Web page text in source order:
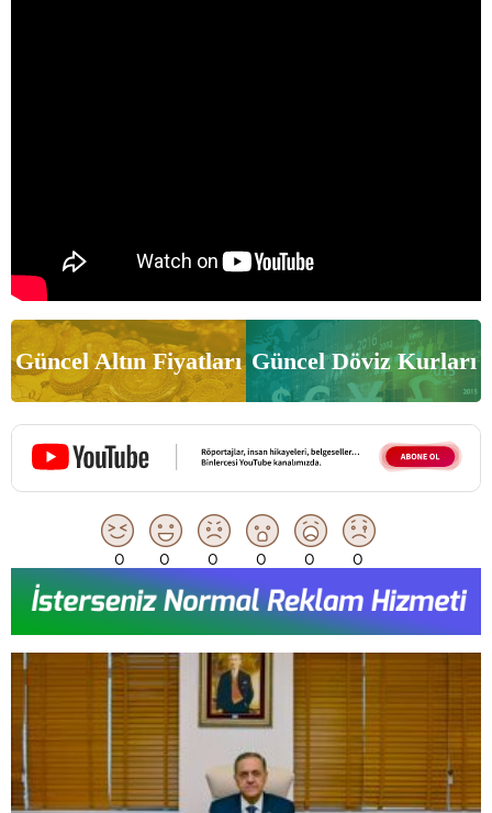
Güncel Altın Fiyatları Güncel Döviz Kurları
0 0 0 0 0 0